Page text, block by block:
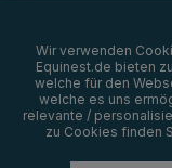
Wir verwenden
Equinest.de bieten
welche für den
welche es uns
relevante /
zu Cookies finden